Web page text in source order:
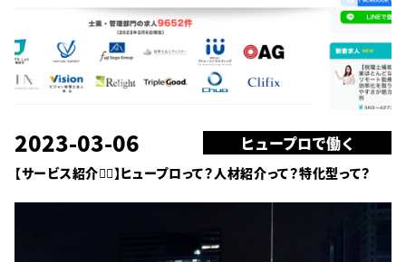
2023-03-06 ヒュープロで働く
【サービス紹介🙋‍♀️】ヒュープロって？人材紹介って？特化型って？